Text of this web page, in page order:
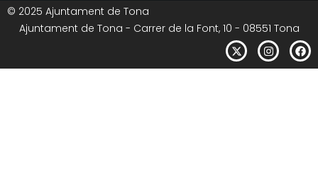
© 2025 Ajuntament de Tona
Ajuntament de Tona - Carrer de la Font, 10 - 08551 Tona